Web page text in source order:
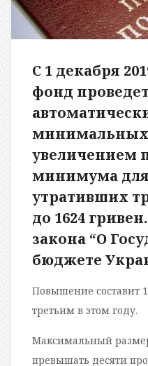
С 1 декабря
фонд проведет
минимальных
увеличением
минимума
утративших
до 1624
закона “О
бюджете
Повышение составит
третьим в этом году.
Максимальный
превышать десяти